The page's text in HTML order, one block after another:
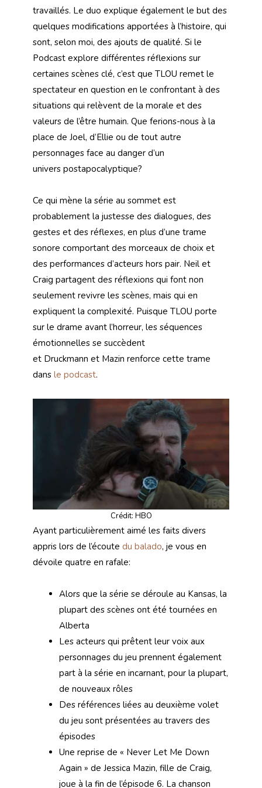
travaillés. Le duo explique également le but des
quelques modifications apportées à l’histoire, qui
sont, selon moi, des ajouts de qualité. Si le
Podcast explore différentes réflexions sur
certaines scènes clé, c’est que TLOU remet le
spectateur en question en le confrontant à des
situations qui relèvent de la morale et des
valeurs de l’être humain. Que ferions-nous à la
place de Joel, d’Ellie ou de tout autre
personnages face au danger d’un
univers postapocalyptique?
Ce qui mène la série au sommet est
probablement la justesse des dialogues, des
gestes et des réflexes, en plus d’une trame
sonore comportant des morceaux de choix et
des performances d’acteurs hors pair. Neil et
Craig partagent des réflexions qui font non
seulement revivre les scènes, mais qui en
expliquent la complexité. Puisque TLOU porte
sur le drame avant l’horreur, les séquences
émotionnelles se succèdent
et Druckmann et Mazin renforce cette trame
dans le podcast.
Crédit: HBO
Ayant particulièrement aimé les faits divers
appris lors de l’écoute du balado, je vous en
dévoile quatre en rafale:
Alors que la série se déroule au Kansas, la
plupart des scènes ont été tournées en
Alberta
Les acteurs qui prêtent leur voix aux
personnages du jeu prennent également
part à la série en incarnant, pour la plupart,
de nouveaux rôles
Des références liées au deuxième volet
du jeu sont présentées au travers des
épisodes
Une reprise de « Never Let Me Down
Again » de Jessica Mazin, fille de Craig,
joue à la fin de l’épisode 6. La chanson